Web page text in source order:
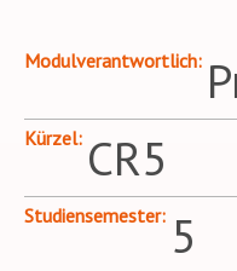
Modulverantwortlich
Kürzel CR5
Studiensemester 5